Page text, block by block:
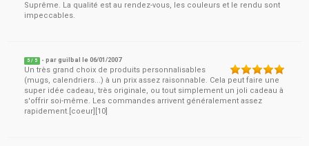
Suprême. La qualité est au rendez-vous, les couleurs et le rendu sont
impeccables.
5 / 5 - parguilbal le06/01/2007
Un très grand choix de produits personnalisables
(mugs, calendriers...) à un prix assez raisonnable. Cela peut faire une
super idée cadeau, très originale, ou tout simplement un joli cadeau à
s'offrir soi-même. Les commandes arrivent généralement assez
rapidement.[coeur][10]